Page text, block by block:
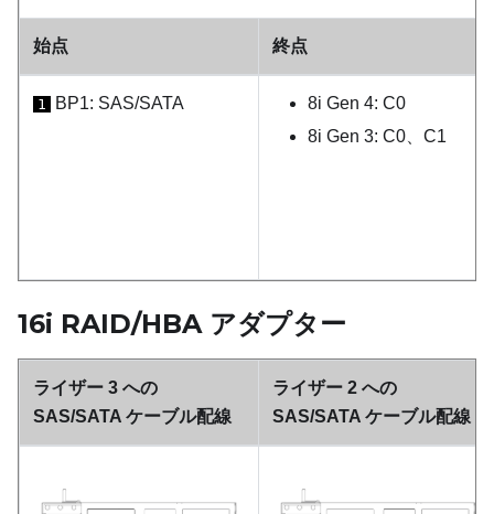
始点 終点
1 BP1: SAS/SATA
8i Gen 4: C0
8i Gen 3: C0、C1
16i RAID/HBA アダプター
ライザー 3 への
SAS/SATA ケーブル配線
ライザー 2 への
SAS/SATA ケーブル配線